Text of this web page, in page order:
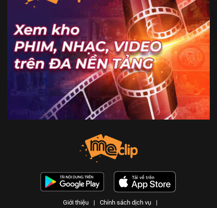
Giới thiệu | Chính sách dịch vụ |